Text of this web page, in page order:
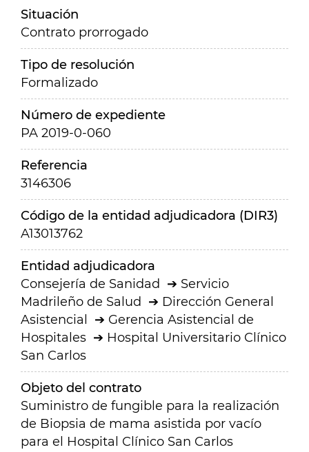
Situación
Contrato prorrogado
Tipo de resolución
Formalizado
Número de expediente
PA 2019-0-060
Referencia
3146306
Código de la entidad adjudicadora (DIR3)
A13013762
Entidad adjudicadora
Consejería de Sanidad
Servicio
Madrileño de Salud
Dirección General
Asistencial
Gerencia Asistencial de
Hospitales
Hospital Universitario Clínico
San Carlos
Objeto del contrato
Suministro de fungible para la realización
de Biopsia de mama asistida por vacío
para el Hospital Clínico San Carlos